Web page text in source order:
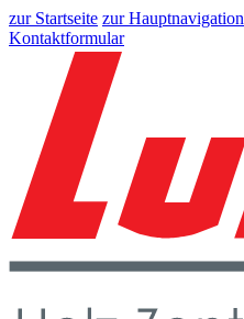
zur Startseite zur Hauptnavigation
Kontaktformular